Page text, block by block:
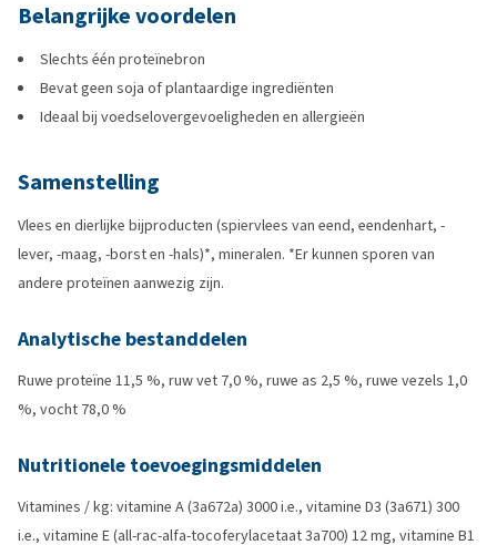
Belangrijke voordelen
Slechts één proteïnebron
Bevat geen soja of plantaardige ingrediënten
Ideaal bij voedselovergevoeligheden en allergieën
Samenstelling
Vlees en dierlijke bijproducten (spiervlees van eend, eendenhart, -
lever, -maag, -borst en -hals)*, mineralen. *Er kunnen sporen van
andere proteïnen aanwezig zijn.
Analytische bestanddelen
Ruwe proteïne 11,5 %, ruw vet 7,0 %, ruwe as 2,5 %, ruwe vezels 1,0
%, vocht 78,0 %
Nutritionele toevoegingsmiddelen
Vitamines / kg: vitamine A (3a672a) 3000 i.e., vitamine D3 (3a671) 300
i.e., vitamine E (all-rac-alfa-tocoferylacetaat 3a700) 12 mg, vitamine B1